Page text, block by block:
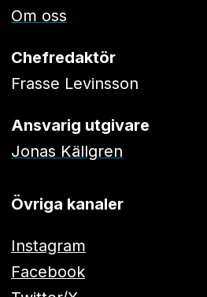
Om oss
Chefredaktör
Frasse Levinsson
Ansvarig utgivare
Jonas Källgren
Övriga kanaler
Instagram
Facebook